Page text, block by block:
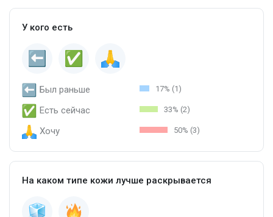
У кого есть
Был раньше 17% (1)
Есть сейчас 33% (2)
Хочу 50% (3)
На каком типе кожи лучше раскрывается